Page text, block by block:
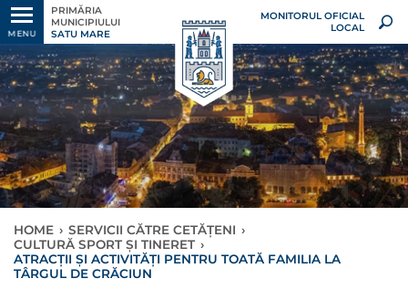
MENU
PRIMĂRIA
MUNICIPIULUI
SATU MARE
MONITORUL OFICIAL
LOCAL
HOME › SERVICII CĂTRE CETĂȚENI ›
CULTURĂ SPORT ȘI TINERET ›
ATRACȚII ȘI ACTIVITĂȚI PENTRU TOATĂ FAMILIA LA
TÂRGUL DE CRĂCIUN